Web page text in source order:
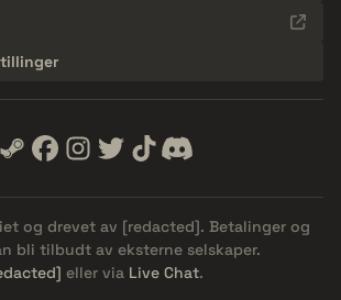
og drevet av [redacted]. Betalinger og
bli tilbudt av eksterne selskaper.
eller via Live Chat.